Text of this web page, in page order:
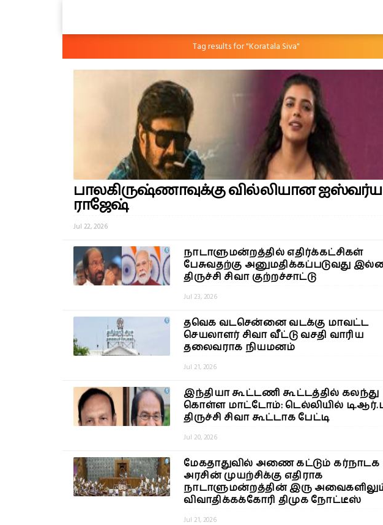
Tag results for "Koratala Siva"
பாலகிருஷ்ணாவுக்கு வில்லியான
ராஜேஷ்
Jul 22, 2026
நாடாளுமன்றத்தில் எதிர்க்கட்சிகள்
பேசுவதற்கு அனுமதிக்கப்படுவது
திருச்சி சிவா குற்றச்சாட்டு
Jul 23, 2026
தவெக வடசென்னை வடக்கு மாவட்ட
செயலாளர் சிவா வீட்டு வசதி வாரிய
தலைவராக நியமனம்
Jul 21, 2026
இந்தியா கூட்டணி கூட்டத்தில் கலந்து
கொள்ள மாட்டோம்: டெல்லியில்
திருச்சி சிவா கூட்டாக பேட்டி
Jul 20, 2026
மேகதாதுவில் அணை கட்டும் கர்நாடக
அரசின் முயற்சிக்கு எதிராக
நாடாளுமன்றத்தின் இரு
விவாதிக்கக்கோரி திமுக நோட்டீஸ்
Jul 21, 2026